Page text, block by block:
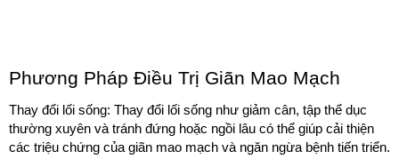
Phương Pháp Điều Trị Giãn Mao Mạch
Thay đổi lối sống: Thay đổi lối sống như giảm cân, tập thể dục
thường xuyên và tránh đứng hoặc ngồi lâu có thể giúp cải thiện
các triệu chứng của giãn mao mạch và ngăn ngừa bệnh tiến triển.